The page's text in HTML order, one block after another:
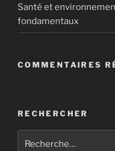
Santé et
fondamentaux
COMMENTAIRES
RECHERCHER